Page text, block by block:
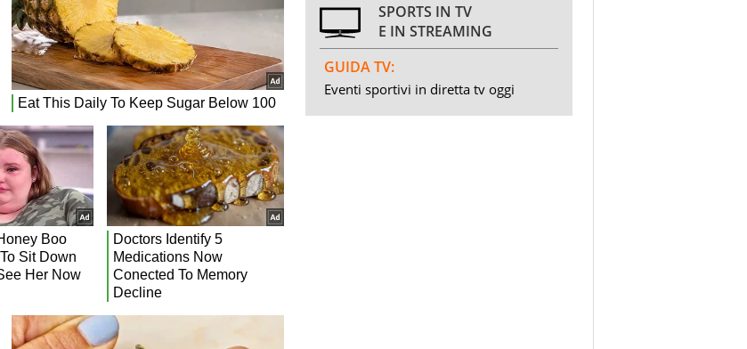
SPORTS IN TV
E IN STREAMING
GUIDA TV:
Eventi sportivi in diretta tv oggi